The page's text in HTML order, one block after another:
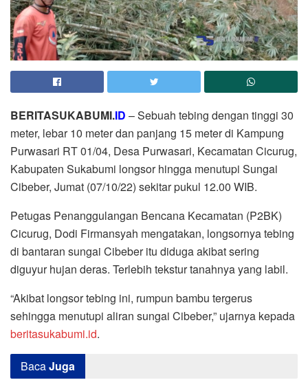
BERITASUKABUMI.ID – Sebuah tebing dengan tinggi 30
meter, lebar 10 meter dan panjang 15 meter di Kampung
Purwasari RT 01/04, Desa Purwasari, Kecamatan Cicurug,
Kabupaten Sukabumi longsor hingga menutupi Sungai
Cibeber, Jumat (07/10/22) sekitar pukul 12.00 WIB.
Petugas Penanggulangan Bencana Kecamatan (P2BK)
Cicurug, Dodi Firmansyah mengatakan, longsornya tebing
di bantaran sungai Cibeber itu diduga akibat sering
diguyur hujan deras. Terlebih tekstur tanahnya yang labil.
“Akibat longsor tebing ini, rumpun bambu tergerus
sehingga menutupi aliran sungai Cibeber,” ujarnya kepada
beritasukabumi.id.
BacaJuga